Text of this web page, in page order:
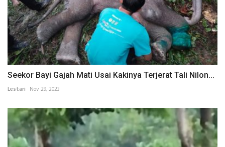
Seekor Bayi Gajah Mati Usai Kakinya Terjerat Tali Nilon...
Lestari Nov 29, 2023